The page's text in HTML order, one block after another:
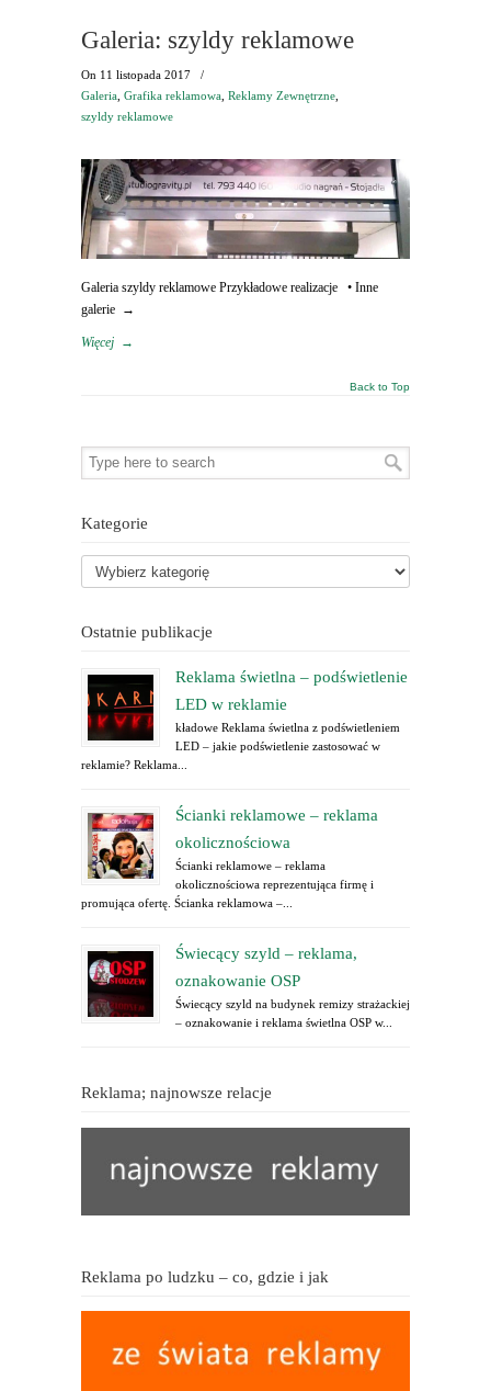
Galeria: szyldy reklamowe
On 11 listopada 2017
/
Galeria Grafika reklamowa Reklamy Zewnętrzne
szyldy reklamowe
Galeria szyldy reklamowe Przykładowe realizacje • Inne
galerie →
Więcej →
Back to Top
Kategorie
Ostatnie publikacje
Reklama świetlna – podświetlenie
LED w reklamie
kładowe Reklama świetlna z podświetleniem
LED – jakie podświetlenie zastosować w
reklamie? Reklama...
Ścianki reklamowe – reklama
okolicznościowa
Ścianki reklamowe – reklama
okolicznościowa reprezentująca firmę i
promująca ofertę. Ścianka reklamowa –...
Świecący szyld – reklama,
oznakowanie OSP
Świecący szyld na budynek remizy strażackiej
– oznakowanie i reklama świetlna OSP w...
Reklama; najnowsze relacje
Reklama po ludzku – co, gdzie i jak